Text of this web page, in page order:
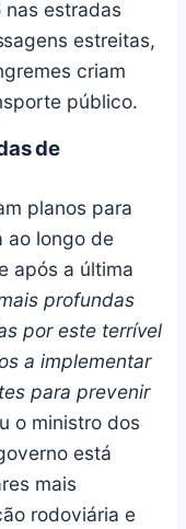
estradas
estreitas,
criam
público.
de
planos para
ao longo de
após a última
profundas
por este terrível
a implementar
para prevenir
o ministro dos
está
mais
rodoviária e